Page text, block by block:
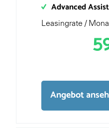
Advanced
Leasingrate /
Angebot